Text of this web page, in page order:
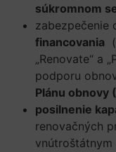
súkromnom
zabezpečenie
financovania
„Renovate“ a
podporu
Plánu obnovy
posilnenie
renovačných
vnútroštátnym